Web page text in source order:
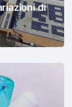
di